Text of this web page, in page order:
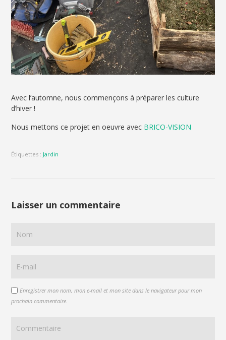
Avec l’automne, nous commençons à préparer les culture
d’hiver !
Nous mettons ce projet en oeuvre avec BRICO-VISION
Étiquettes : Jardin
Laisser un commentaire
Enregistrer mon nom, mon e-mail et mon site dans le navigateur pour mon
prochain commentaire.